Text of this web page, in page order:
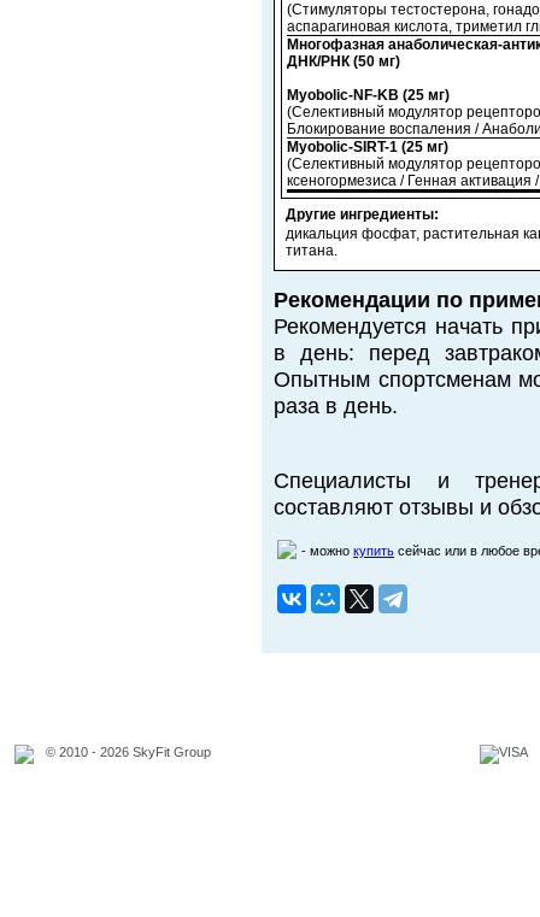
(Стимуляторы тестостерона,
аспарагиновая кислота, триметил
Многофазная анаболическая-
ДНК/РНК (50 мг)
Myobolic-NF-KB (25 мг)
(Селективный модулятор
Блокирование воспаления /
Myobolic-SIRT-1 (25 мг)
(Селективный модулятор
ксеногормезиса / Генная
Другие ингредиенты:
дикальция фосфат, растительная
титана.
Рекомендации по
Рекомендуется начать
в день: перед
Опытным спортсменам
раза в день.
Специалисты и
составляют отзывы и
- можно купить сейчас или в любое
© 2010 - 2026 SkyFit Group